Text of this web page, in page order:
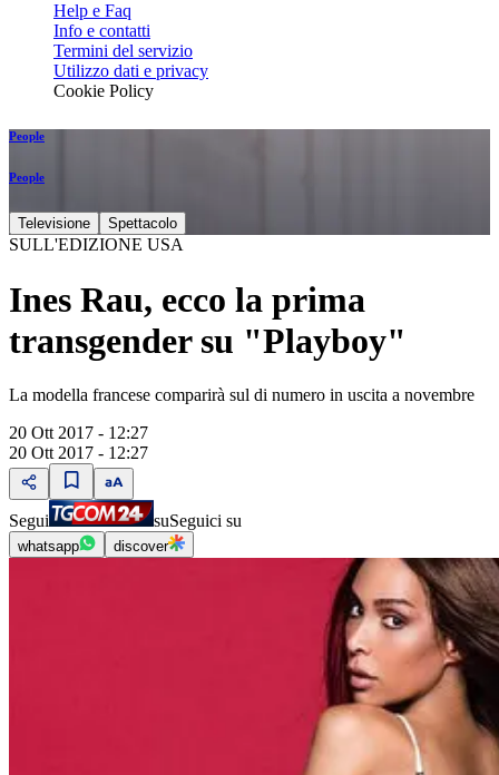
Help e Faq
Info e contatti
Termini del servizio
Utilizzo dati e privacy
Cookie Policy
People
People
Televisione Spettacolo
SULL'EDIZIONE USA
Ines Rau, ecco la prima
transgender su "Playboy"
La modella francese comparirà sul di numero in uscita a novembre
20 Ott 2017 - 12:27
20 Ott 2017 - 12:27
Segui suSeguici su
whatsapp discover